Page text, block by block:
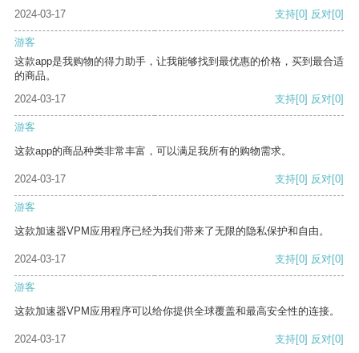
2024-03-17 支持[0] 反对[0]
游客
这款app是我购物的得力助手，让我能够找到最优惠的价格，买到最合适
的商品。
2024-03-17
支持[0] 反对[0]
游客
这款app的商品种类非常丰富，可以满足我所有的购物需求。
2024-03-17 支持[0] 反对[0]
游客
这款加速器VPM应用程序已经为我们带来了无限的隐私保护和自由。
2024-03-17 支持[0] 反对[0]
游客
这款加速器VPM应用程序可以给你提供全球覆盖和最高安全性的连接。
2024-03-17 支持[0] 反对[0]